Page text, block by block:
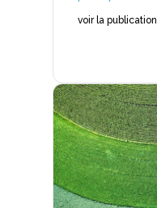
voir la publication